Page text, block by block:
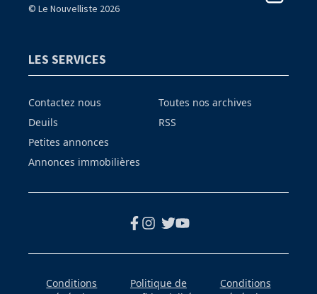
© Le Nouvelliste 2026
LES SERVICES
Contactez nous
Deuils
Petites annonces
Annonces immobilières
Toutes nos archives
RSS
Conditions
Politique de
Conditions